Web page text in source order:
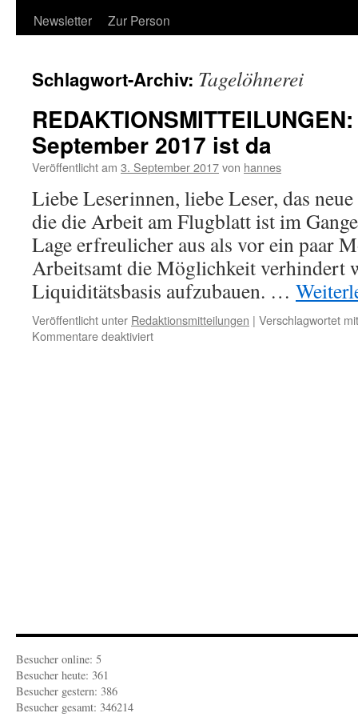
Newsletter
Zur Person
Schlagwort-Archiv: Tagelöhnerei
September 2017 ist da
Veröffentlicht am 3. September 2017von hannes
Liebe Leserinnen, liebe Leser, das
die die Arbeit am Flugblatt ist im
Lage erfreulicher aus als vor ein paar
Arbeitsamt die Möglichkeit verhindert
Liquiditätsbasis aufzubauen. …
Veröffentlicht unter Redaktionsmitteilungen | Verschlagwortet mit
Kommentare deaktiviertfür
Besucher online: 5
Besucher heute: 361
Besucher gestern: 386
Besucher gesamt: 346214